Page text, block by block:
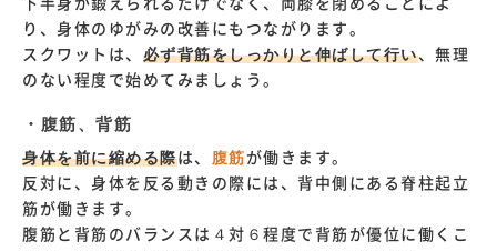
り、身体のゆがみの改善にもつながります。
スクワットは、 必ず背筋をしっかりと伸ばして行い、無理
のない程度で始めてみましょう。
・腹筋、背筋
身体を前に縮める際は、 腹筋 が働きます。
反対に、身体を反る動きの際には、背中側にある脊柱起立
筋が働きます。
腹筋と背筋のバランスは４対６程度で背筋が優位に働くこ